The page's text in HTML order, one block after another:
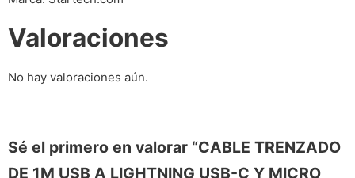
Valoraciones
No hay valoraciones aún.
Sé el primero en valorar “CABLE TRENZADO
DE 1M USB A LIGHTNING USB-C Y MICRO